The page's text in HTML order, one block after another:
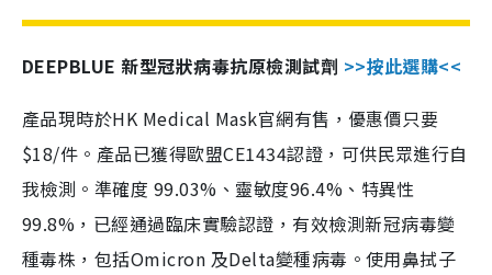
DEEPBLUE 新型冠狀病毒抗原檢測試劑 >>按此選購<<
產品現時於HK Medical Mask官網有售，優惠價只要
$18/件。產品已獲得歐盟CE1434認證，可供民眾進行自
我檢測。準確度 99.03%、靈敏度96.4%、特異性
99.8%，已經通過臨床實驗認證，有效檢測新冠病毒變
種毒株，包括Omicron 及Delta變種病毒。使用鼻拭子